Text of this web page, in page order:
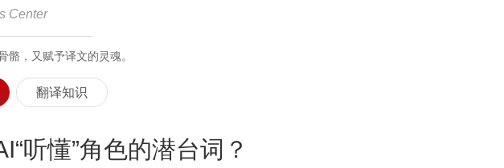
Center
骼，又赋予译文的灵魂。
翻译知识
懂”角色的潜台词？